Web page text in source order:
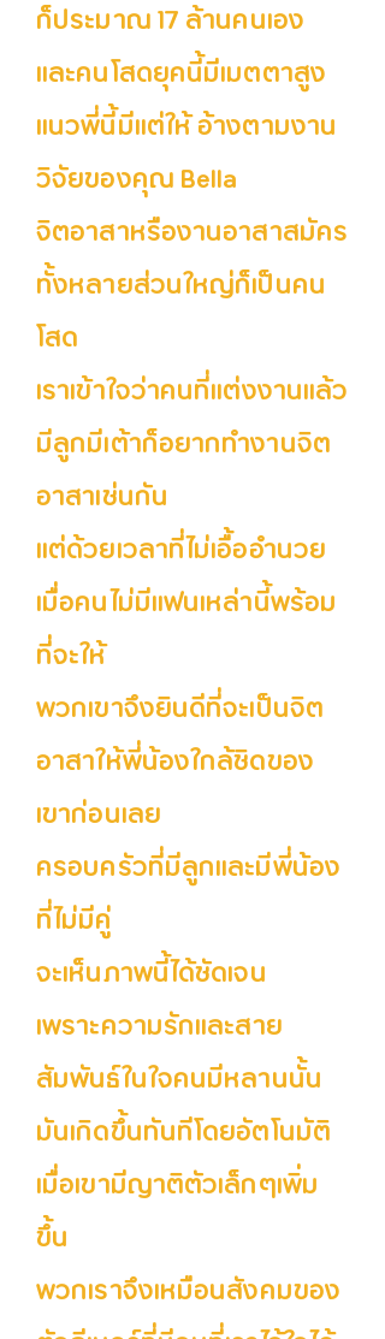
ก็ประมาณ 17 ล้านคนเอง
และคนโสดยุคนี้มีเมตตาสูง
แนวพี่นี้มีแต่ให้ อ้างตามงาน
วิจัยของคุณ Bella
จิตอาสาหรืองานอาสาสมัคร
ทั้งหลายส่วนใหญ่ก็เป็นคน
โสด
เราเข้าใจว่าคนที่แต่งงานแล้ว
มีลูกมีเต้าก็อยากทำงานจิต
อาสาเช่นกัน
แต่ด้วยเวลาที่ไม่เอื้ออำนวย
เมื่อคนไม่มีแฟนเหล่านี้พร้อม
ที่จะให้
พวกเขาจึงยินดีที่จะเป็นจิต
อาสาให้พี่น้องใกล้ชิดของ
เขาก่อนเลย
ครอบครัวที่มีลูกและมีพี่น้อง
ที่ไม่มีคู่
จะเห็นภาพนี้ได้ชัดเจน
เพราะความรักและสาย
สัมพันธ์ในใจคนมีหลานนั้น
มันเกิดขึ้นทันทีโดยอัตโนมัติ
เมื่อเขามีญาติตัวเล็กๆเพิ่ม
ขึ้น
พวกเราจึงเหมือนสังคมของ